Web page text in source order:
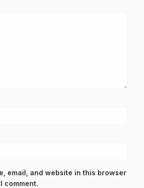
email, and website in this browser
comment.